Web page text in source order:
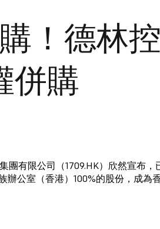
！德林
併購
團有限公司（1709.HK）欣然宣布
辦公室（香港）100%的股份，成